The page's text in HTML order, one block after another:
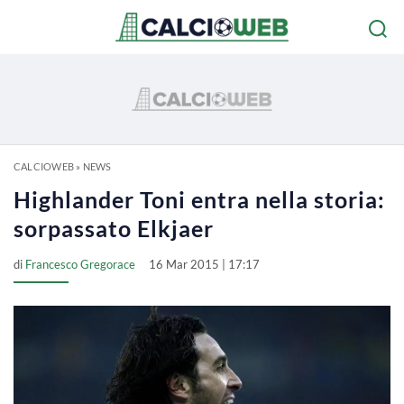
CALCIOWEB» NEWS
Highlander Toni entra nella storia:
sorpassato Elkjaer
di Francesco Gregorace 16 Mar 2015 | 17:17